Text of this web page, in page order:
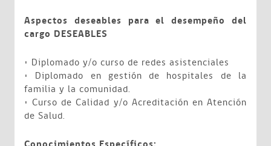
Aspectos deseables para el desempeño del
cargo DESEABLES
• Diplomado y/o curso de redes asistenciales
• Diplomado en gestión de hospitales de la
familia y la comunidad.
• Curso de Calidad y/o Acreditación en Atención
de Salud.